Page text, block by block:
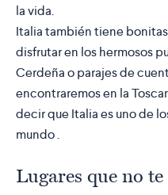
la vida.
Italia también tiene
disfrutar en los hermosos
Cerdeñao parajes de
encontraremos en la
decir que Italia es uno de
mundo .
Lugares que no